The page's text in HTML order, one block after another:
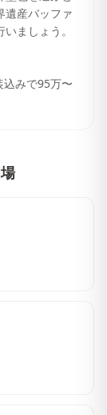
遺産バッファ
ましょう。
みで95万〜